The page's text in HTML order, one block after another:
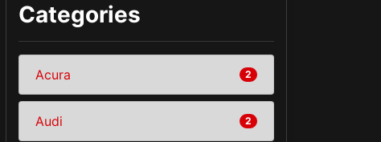
Categories
Acura 2
Audi 2